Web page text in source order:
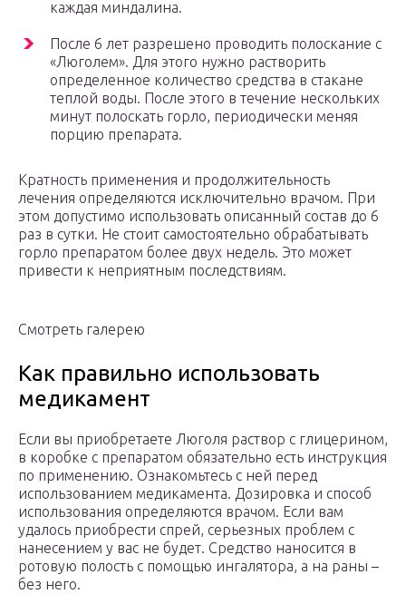
каждая миндалина.
После 6 лет разрешено проводить полоскание с
«Люголем». Для этого нужно растворить
определенное количество средства в стакане
теплой воды. После этого в течение нескольких
минут полоскать горло, периодически меняя
порцию препарата.
Кратность применения и продолжительность
лечения определяются исключительно врачом. При
этом допустимо использовать описанный состав до 6
раз в сутки. Не стоит самостоятельно обрабатывать
горло препаратом более двух недель. Это может
привести к неприятным последствиям.
Смотреть галерею
Как правильно использовать
медикамент
Если вы приобретаете Люголя раствор с глицерином,
в коробке с препаратом обязательно есть инструкция
по применению. Ознакомьтесь с ней перед
использованием медикамента. Дозировка и способ
использования определяются врачом. Если вам
удалось приобрести спрей, серьезных проблем с
нанесением у вас не будет. Средство наносится в
ротовую полость с помощью ингалятора, а на раны –
без него.